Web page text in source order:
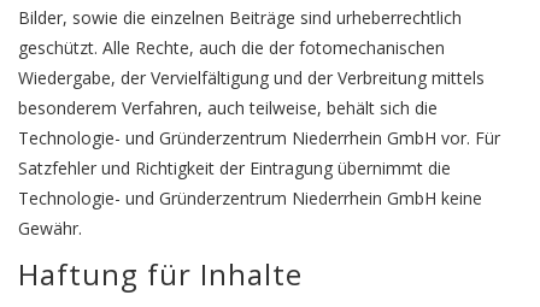
Bilder, sowie die einzelnen Beiträge sind urheberrechtlich
geschützt. Alle Rechte, auch die der fotomechanischen
Wiedergabe, der Vervielfältigung und der Verbreitung mittels
besonderem Verfahren, auch teilweise, behält sich die
Technologie- und Gründerzentrum Niederrhein GmbH vor. Für
Satzfehler und Richtigkeit der Eintragung übernimmt die
Technologie- und Gründerzentrum Niederrhein GmbH keine
Gewähr.
Haftung für Inhalte